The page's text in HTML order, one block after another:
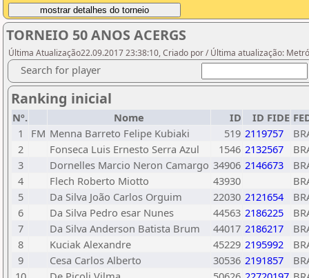
TORNEIO 50 ANOS ACERGS
Última Atualização22.09.2017 23:38:10, Criado por / Última atualização:
Search for player
Ranking inicial
Nº. Nome ID ID FIDE
1
FM Menna Barreto Felipe Kubiaki 519 2119757
2
Fonseca Luis Ernesto Serra Azul 1546 2132567
3
Dornelles Marcio Neron Camargo 34906 2146673
4
Flech Roberto Miotto 43930
5
Da Silva João Carlos Orguim 22030 2121654
6
Da Silva Pedro esar Nunes 44563 2186225
7
Da Silva Anderson Batista Brum 44017 2186217
8
Kuciak Alexandre 45229 2195992
9
Cesa Carlos Alberto 30536 2191857